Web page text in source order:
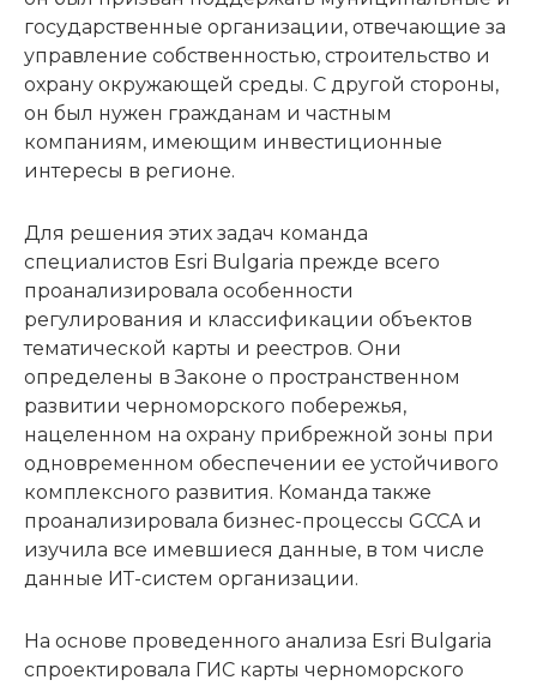
государственные организации, отвечающие за
управление собственностью, строительство и
охрану окружающей среды. С другой стороны,
он был нужен гражданам и частным
компаниям, имеющим инвестиционные
интересы в регионе.
Для решения этих задач команда
специалистов Esri Bulgaria прежде всего
проанализировала особенности
регулирования и классификации объектов
тематической карты и реестров. Они
определены в Законе о пространственном
развитии черноморского побережья,
нацеленном на охрану прибрежной зоны при
одновременном обеспечении ее устойчивого
комплексного развития. Команда также
проанализировала бизнес-процессы GCCA и
изучила все имевшиеся данные, в том числе
данные ИТ-систем организации.
На основе проведенного анализа Esri Bulgaria
спроектировала ГИС карты черноморского